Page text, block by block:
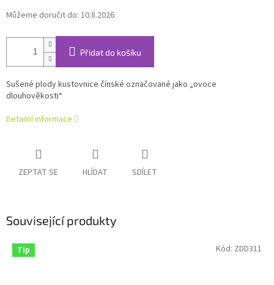
Můžeme doručit do: 10.8.2026
Přidat do košíku
Sušené plody kustovnice čínské označované jako „ovoce
dlouhověkosti“
Detailní informace
ZEPTAT SE HLÍDAT SDÍLET
Související produkty
Tip Kód: ZDD311